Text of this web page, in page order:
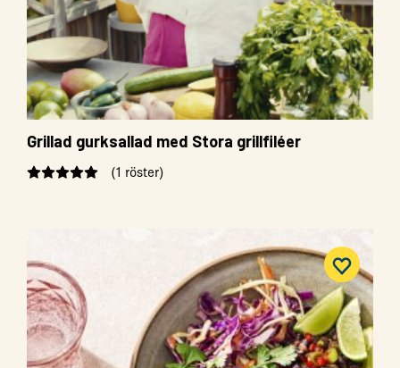
Grillad gurksallad med Stora grillfiléer
(1 röster)